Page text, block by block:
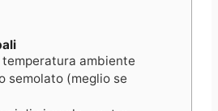
temperatura ambiente
semolato (meglio se